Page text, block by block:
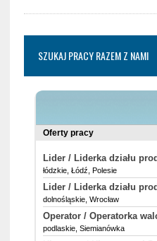
SZUKAJ PRACY RAZEM Z NAMI